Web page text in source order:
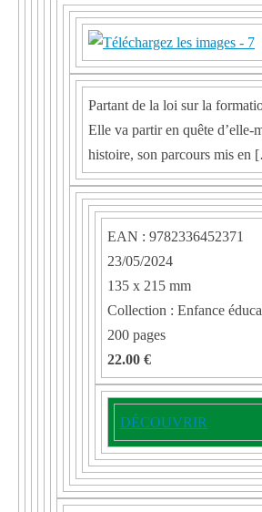
Partant de la loi sur la
Elle va partir en quête d’elle-
histoire, son parcours mis
EAN : 9782336452371
23/05/2024
135 x 215 mm
Collection : Enfance
200 pages
22.00 €
DÉCOUVRIR